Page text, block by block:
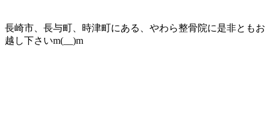
長崎市、長与町、時津町にある、やわら整骨院に是非ともお
越し下さいm(__)m